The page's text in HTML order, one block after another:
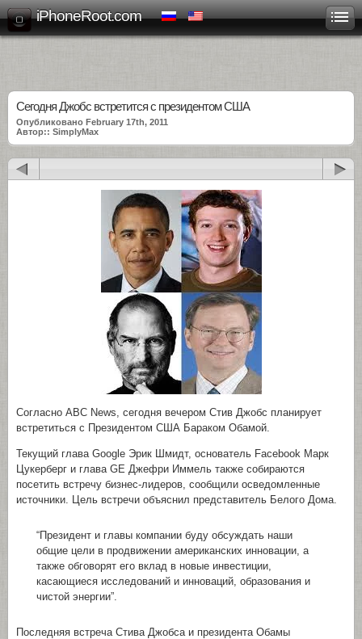
iPhoneRoot.com
Сегодня Джобс встретится с президентом США
Опубликовано February 17th, 2011
Автор:: SimplyMax
Согласно ABC News, сегодня вечером Стив Джобс планирует
встретиться с Президентом США Бараком Обамой.
Текущий глава Google Эрик Шмидт, основатель Facebook Марк
Цукерберг и глава GE Джефри Иммель также собираются
посетить встречу бизнес-лидеров, сообщили осведомленные
источники. Цель встречи объяснил представитель Белого Дома.
“Президент и главы компании буду обсуждать наши
общие цели в продвижении американских инновации, а
также обговорят его вклад в новые инвестиции,
касающиеся исследований и инноваций, образования и
чистой энергии”.
Последняя встреча Стива Джобса и президента Обамы